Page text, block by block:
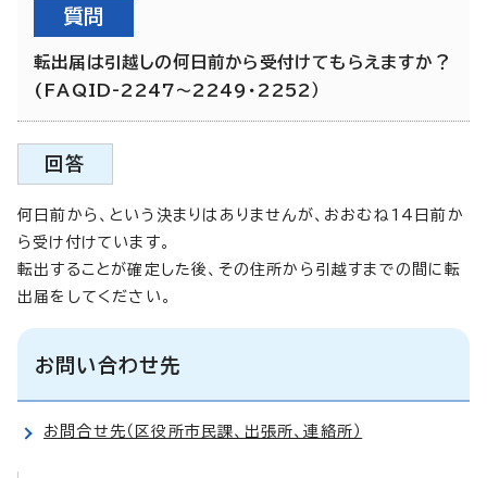
質問
転出届は引越しの何日前から受付けてもらえますか？
(FAQID-2247～2249・2252）
回答
何日前から、という決まりはありませんが、おおむね14日前か
ら受け付けています。
転出することが確定した後、その住所から引越すまでの間に転
出届をしてください。
お問い合わせ先
お問合せ先（区役所市民課、出張所、連絡所）